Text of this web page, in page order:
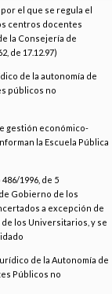
el que se regula el
centros docentes
la Consejería de
de 17.12.97)
de la autonomía de
públicos no
gestión económico-
la Escuela Pública
1996, de 5
Gobierno de los
a excepción de
los Universitarios, y se
de la Autonomía de
Públicos no